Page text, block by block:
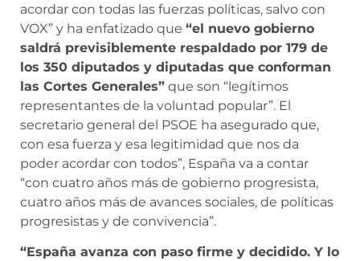
acordar con todas las fuerzas políticas, salvo con
VOX” y ha enfatizado que “el nuevo gobierno
saldrá previsiblemente respaldado por 179 de
los 350 diputados y diputadas que conforman
las Cortes Generales” que son “legítimos
representantes de la voluntad popular”. El
secretario general del PSOE ha asegurado que,
con esa fuerza y esa legitimidad que nos da
poder acordar con todos”, España va a contar
“con cuatro años más de gobierno progresista,
cuatro años más de avances sociales, de políticas
progresistas y de convivencia”.
“España avanza con paso firme y decidido. Y lo